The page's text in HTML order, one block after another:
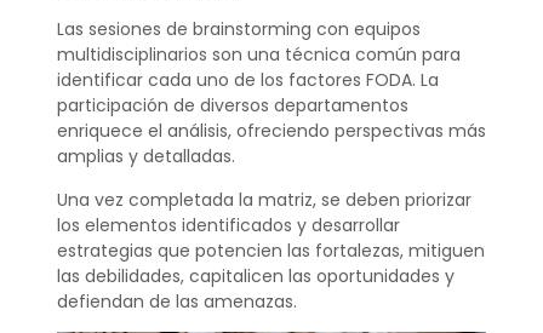
Las sesiones de brainstorming con equipos
multidisciplinarios son una técnica común para
identificar cada uno de los factores FODA. La
participación de diversos departamentos
enriquece el análisis, ofreciendo perspectivas más
amplias y detalladas.
Una vez completada la matriz, se deben priorizar
los elementos identificados y desarrollar
estrategias que potencien las fortalezas, mitiguen
las debilidades, capitalicen las oportunidades y
defiendan de las amenazas.